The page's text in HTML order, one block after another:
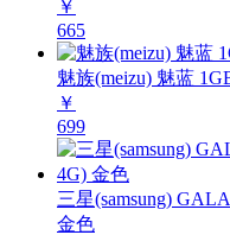
￥
665
魅族(meizu) 魅蓝
￥
699
三星(samsung)
金色